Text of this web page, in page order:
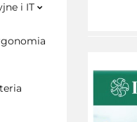
i IT